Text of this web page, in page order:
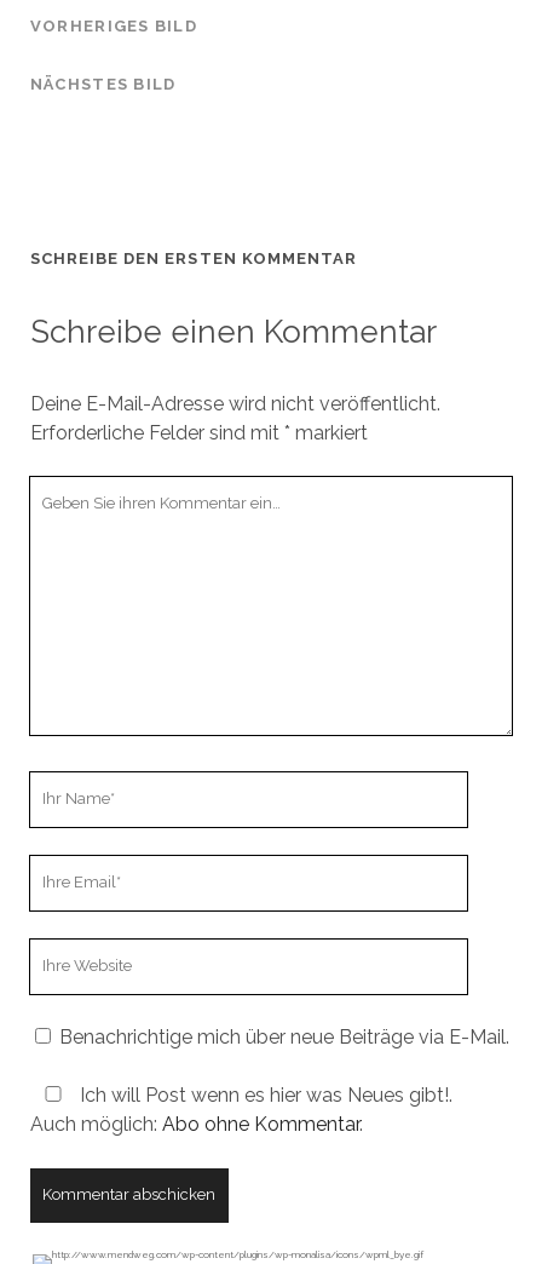
VORHERIGES BILD
NÄCHSTES BILD
SCHREIBE DEN ERSTEN KOMMENTAR
Schreibe einen Kommentar
Deine E-Mail-Adresse wird nicht veröffentlicht.
Erforderliche Felder sind mit * markiert
Benachrichtige mich über neue Beiträge via E-Mail.
Ich will Post wenn es hier was Neues gibt!.
Auch möglich: Abo ohne Kommentar.